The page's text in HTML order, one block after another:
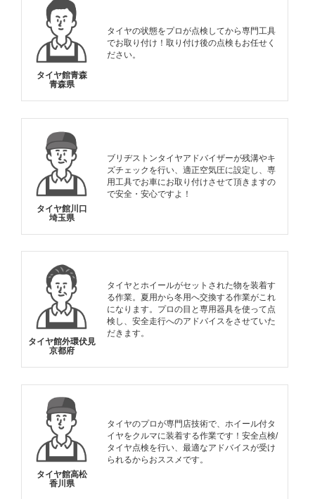
タイヤ館青森
青森県
タイヤの状態をプロが点検してから専門工具
でお取り付け！取り付け後の点検もお任せく
ださい。
タイヤ館川口
埼玉県
ブリヂストンタイヤアドバイザーが残溝やキ
ズチェックを行い、適正空気圧に設定し、専
用工具でお車にお取り付けさせて頂きますの
で安全・安心ですよ！
タイヤ館外環伏見
京都府
タイヤとホイールがセットされた物を装着す
る作業。夏用から冬用へ交換する作業がこれ
になります。プロの目と専用器具を使って点
検し、安全走行へのアドバイスをさせていた
だきます。
タイヤ館高松
香川県
タイヤのプロが専門店技術で、ホイール付タ
イヤをクルマに装着する作業です！安全点検/
タイヤ点検を行い、最適なアドバイスが受け
られるからおススメです。